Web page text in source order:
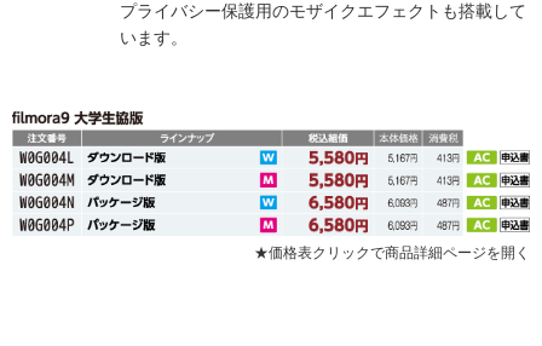
プライバシー保護用のモザイクエフェクトも搭載して
います。
★価格表クリックで商品詳細ページを開く